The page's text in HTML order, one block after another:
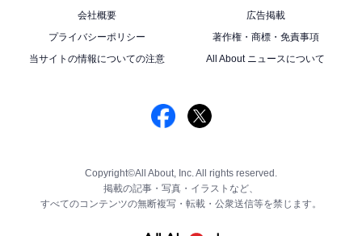
会社概要
広告掲載
プライバシーポリシー
著作権・商標・免責事項
当サイトの情報についての注意
All About ニュースについて
Copyright©All About, Inc. All rights reserved.
掲載の記事・写真・イラストなど、
すべてのコンテンツの無断複写・転載・公衆送信等を禁じます。